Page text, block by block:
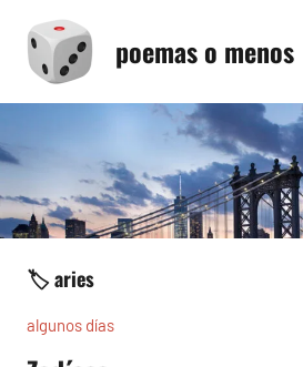
contenido
poemas o menos
🏷️ aries
algunos días